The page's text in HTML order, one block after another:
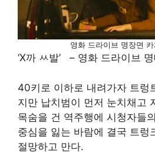
영화 드라이브 명장면
‘X까 ㅆ발’ – 영화 드라이브
40키로 이하로 내려가자 트렁
지만 납치범이 먼저 눈치채고
목숨을 건 역주행에 시청자들
중심을 잃는 바람에 결국 트렁
절망하고 만다.